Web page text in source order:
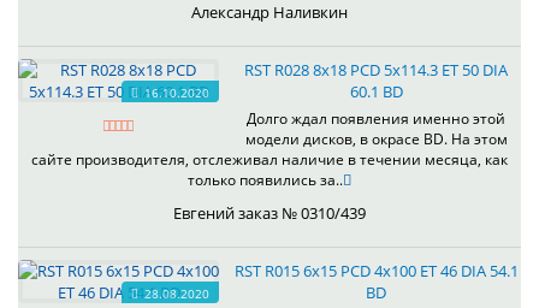
Александр Наливкин
16.10.2020
RST R028 8x18 PCD 5x114.3 ET 50 DIA
60.1 BD
Долго ждал появления именно этой
модели дисков, в окрасе BD. На этом
сайте производителя, отслеживал наличие в течении месяца, как
только появились за..
Евгений заказ № 0310/439
28.08.2020
RST R015 6x15 PCD 4x100 ET 46 DIA 54.1
BD